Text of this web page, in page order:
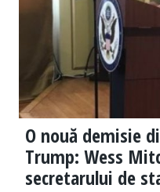
O nouă demisie
Trump: Wess
secretarului de